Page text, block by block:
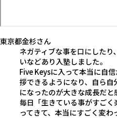
東京都金杉さん
ネガティブな事を口にした
いなどあり入塾しました。
Five Keysに入って本当に自
拶できるようになり、自ら
になったのが大きな成長だと
毎日「生きている事がすご
ってきて、本当にすごく変わ